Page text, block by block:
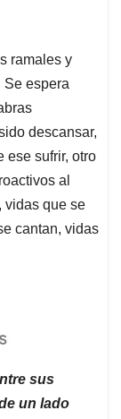
ramales y
espera
descansar,
ese sufrir, otro
al
vidas que se
cantan, vidas
sus
un lado